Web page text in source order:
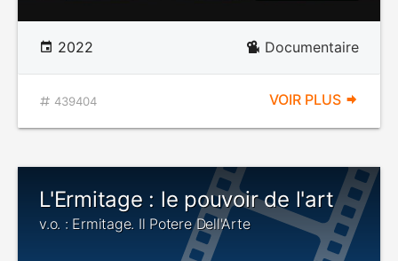
2022 Documentaire
439404 VOIR PLUS
L'Ermitage : le pouvoir de l'art
v.o. : Ermitage. Il Potere Dell'Arte